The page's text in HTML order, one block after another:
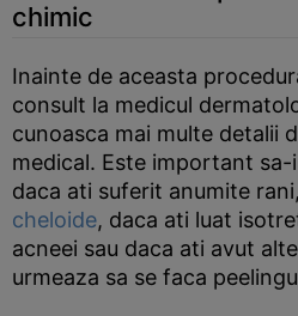
chimic
Inainte de aceasta
consult la medicul
cunoasca mai multe detalii
medical. Este important sa-
daca ati suferit anumite
cheloide, daca ati luat
acneei sau daca ati avut
urmeaza sa se faca